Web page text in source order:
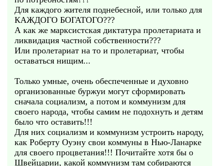
Для каждого жителя поднебесной, или только для
КАЖДОГО БОГАТОГО???
А как же марксистская диктатура пролетариата и
ликвидация частной собственности???
Или пролетариат на то и пролетариат, чтобы
оставаться нищим...
Только умные, очень обеспеченные и духовно
организованные буржуи могут сформировать
сначала социализм, а потом и коммунизм для
своего народа, чтобы самим не подохнуть и детям
было что оставить!!!
Для них социализм и коммунизм устроить народу,
как Роберту Оуэну свои коммуны в Нью-Ланарке
для своего процветания!!! Почитайте хотя бы о
Швейцарии, какой коммунизм там собираются